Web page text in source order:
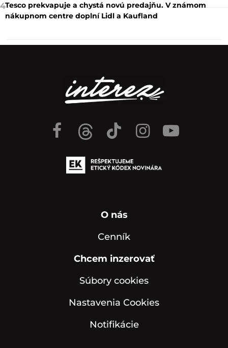
4Tesco prekvapuje a chystá novú predajňu. V známom
nákupnom centre doplní Lidl a Kaufland
O nás
Cenník
Chcem inzerovať
Súbory cookies
Nastavenia Cookies
Notifikácie